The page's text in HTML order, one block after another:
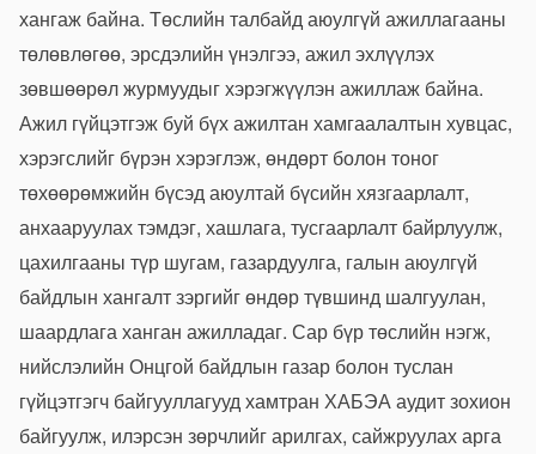
хангаж байна. Төслийн талбайд аюулгүй ажиллагааны
төлөвлөгөө, эрсдэлийн үнэлгээ, ажил эхлүүлэх
зөвшөөрөл журмуудыг хэрэгжүүлэн ажиллаж байна.
Ажил гүйцэтгэж буй бүх ажилтан хамгаалалтын хувцас,
хэрэгслийг бүрэн хэрэглэж, өндөрт болон тоног
төхөөрөмжийн бүсэд аюултай бүсийн хязгаарлалт,
анхааруулах тэмдэг, хашлага, тусгаарлалт байрлуулж,
цахилгааны түр шугам, газардуулга, галын аюулгүй
байдлын хангалт зэргийг өндөр түвшинд шалгуулан,
шаардлага ханган ажилладаг. Сар бүр төслийн нэгж,
нийслэлийн Онцгой байдлын газар болон туслан
гүйцэтгэгч байгууллагууд хамтран ХАБЭА аудит зохион
байгуулж, илэрсэн зөрчлийг арилгах, сайжруулах арга